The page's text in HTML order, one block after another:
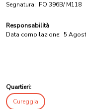
Segnatura: FO 396B/ M118
Responsabilità
Data compilazione: 5
Quartieri:
Cureggia